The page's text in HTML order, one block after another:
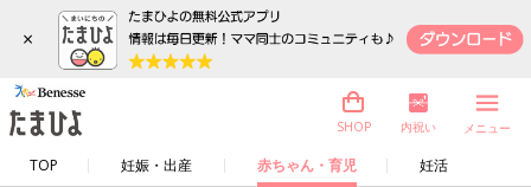
×
TOP 妊娠・出産 赤ちゃん・育児 妊活
SHOP 内祝い メニュー